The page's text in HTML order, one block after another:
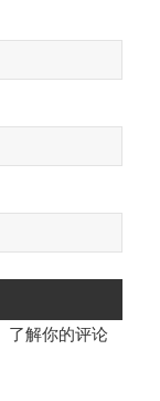
了解你的评论